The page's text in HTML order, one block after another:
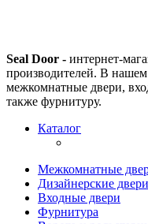
Seal Door - интернет-
производителей. В
межкомнатные двери,
также фурнитуру.
Каталог
Межкомнатные
Дизайнерские двери
Входные двери
Фурнитура